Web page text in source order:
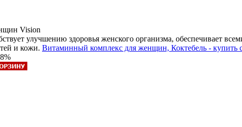
Vision
улучшению здоровья женского организма, обеспечивает
и кожи. Витаминный комплекс для женщин, Коктебель - купить